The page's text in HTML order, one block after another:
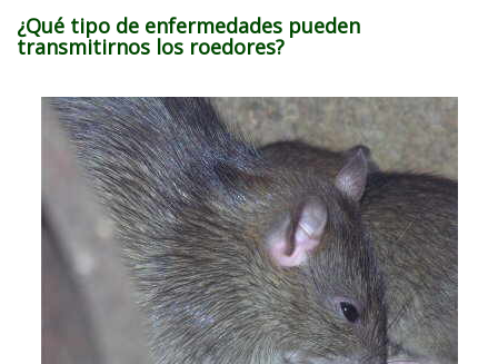
¿Qué tipo de enfermedades pueden
transmitirnos los roedores?